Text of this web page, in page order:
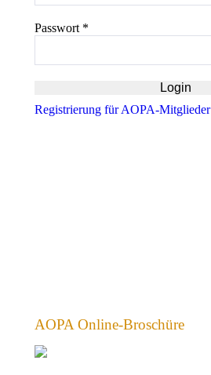
Passwort *
Registrierung für AOPA-Mitglieder
AOPA Online-Broschüre